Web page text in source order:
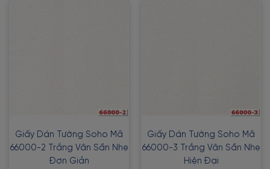
Giấy Dán Tường Soho Mã
66000-2 Trắng Vân Sần Nhẹ
Đơn Giản
Giấy Dán Tường Soho Mã
66000-3 Trắng Vân Sần Nhẹ
Hiện Đại